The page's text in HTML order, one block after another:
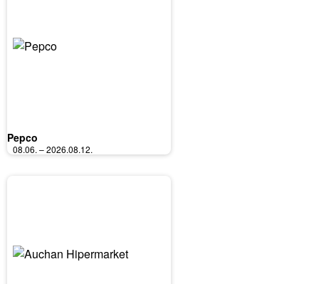
Pepco
08.06. – 2026.08.12.